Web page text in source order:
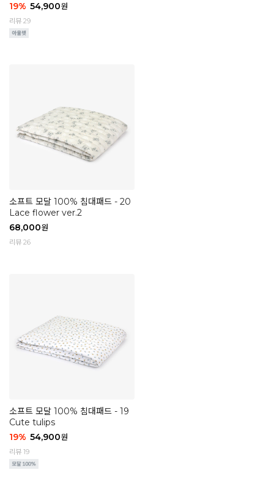
19% 54,900원
리뷰 29
소프트 모달 100% 침대패드 - 20
Lace flower ver.2
68,000원
리뷰 26
소프트 모달 100% 침대패드 - 19
Cute tulips
19% 54,900원
리뷰 19